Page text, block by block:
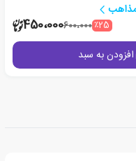
٪25600،000450،000
افزودن به سبد